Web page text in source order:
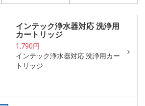
インテック浄水器対応 洗浄用
カートリッジ
1,790円
インテック浄水器対応 洗浄用カー
トリッジ